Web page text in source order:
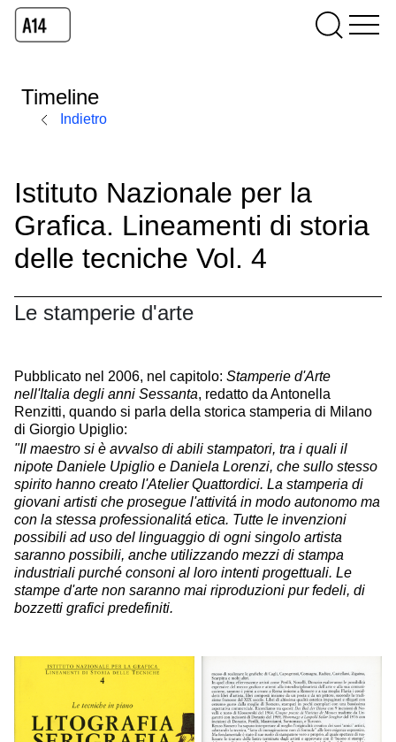
Timeline
Indietro
Istituto Nazionale per la
Grafica. Lineamenti di storia
delle tecniche Vol. 4
Le stamperie d'arte
Pubblicato nel 2006, nel capitolo: Stamperie d'Arte
nell'Italia degli anni Sessanta, redatto da Antonella
Renzitti, quando si parla della storica stamperia di Milano
di Giorgio Upiglio:
"Il maestro si è avvalso di abili stampatori, tra i quali il
nipote Daniele Upiglio e Daniela Lorenzi, che sullo stesso
spirito hanno creato l'Atelier Quattordici. La stamperia di
giovani artisti che prosegue l'attivitá in modo autonomo ma
con la stessa professionalitá etica. Tutte le invenzioni
possibili ad uso del linguaggio di ogni singolo artista
saranno possibili, anche utilizzando mezzi di stampa
industriali purché consoni al loro intenti progettuali. Le
stampe d'arte non saranno mai riproduzioni pur fedeli, di
bozzetti grafici predefiniti.